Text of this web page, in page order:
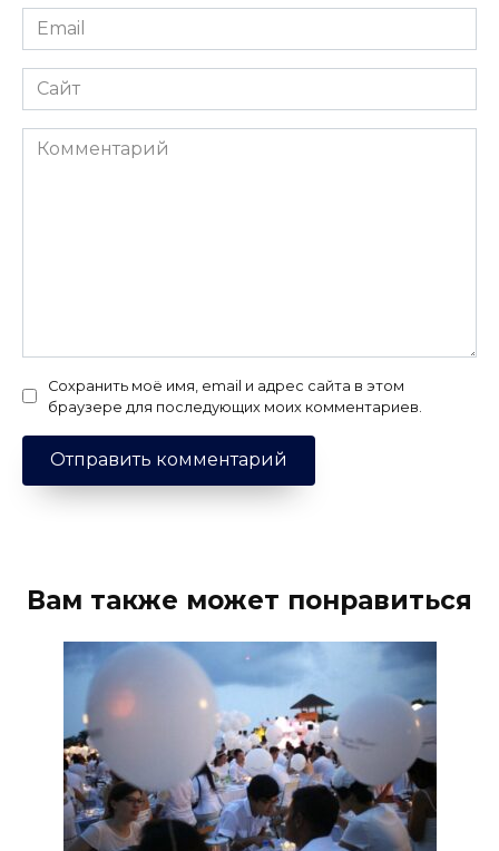
Email
*
Сайт
Комментарий
Сохранить моё имя, email и адрес сайта в этом
браузере для последующих моих комментариев.
Вам также может понравиться